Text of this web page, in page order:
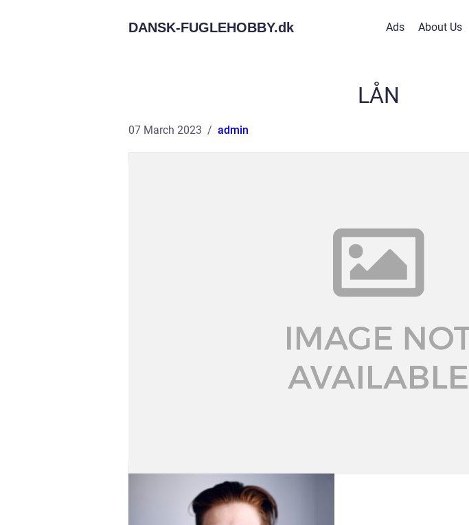
DANSK-FUGLEHOBBY.dk Ads About Us
LÅN
07 March 2023 admin